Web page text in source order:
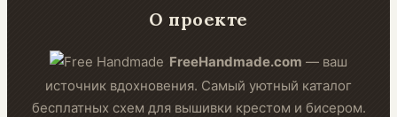
О проекте
FreeHandmade.com — ваш
источник вдохновения. Самый уютный каталог
бесплатных схем для вышивки крестом и бисером.